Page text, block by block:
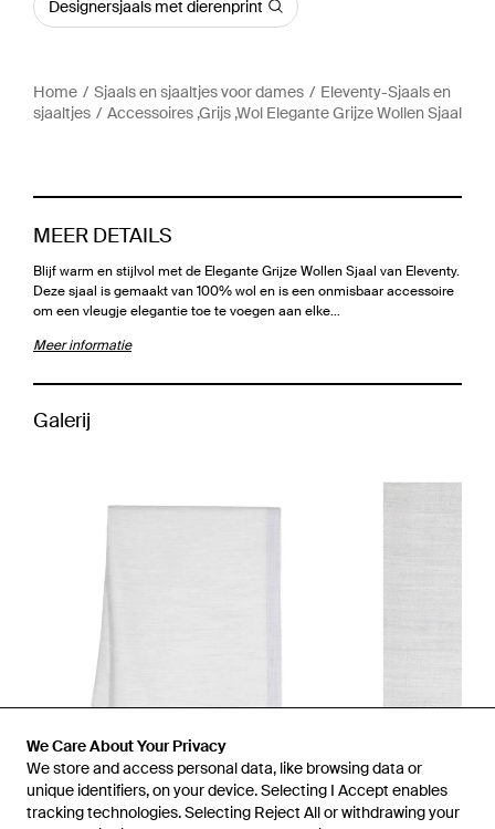
We Care About Your Privacy
We store and access personal data, like browsing data or
unique identifiers, on your device. Selecting I Accept enables
tracking technologies. Selecting Reject All or withdrawing your
Designersjaals met dierenprint
Home Sjaals en sjaaltjes voor dames
Eleventy-Sjaals en
sjaaltjes
Accessoires ,Grijs ,Wol Elegante Grijze Wollen Sjaal
MEER DETAILS
Blijf warm en stijlvol met de Elegante Grijze Wollen Sjaal van Eleventy.
Deze sjaal is gemaakt van 100% wol en is een onmisbaar accessoire
om een vleugje elegantie toe te voegen aan elke…
Meer informatie
Galerij